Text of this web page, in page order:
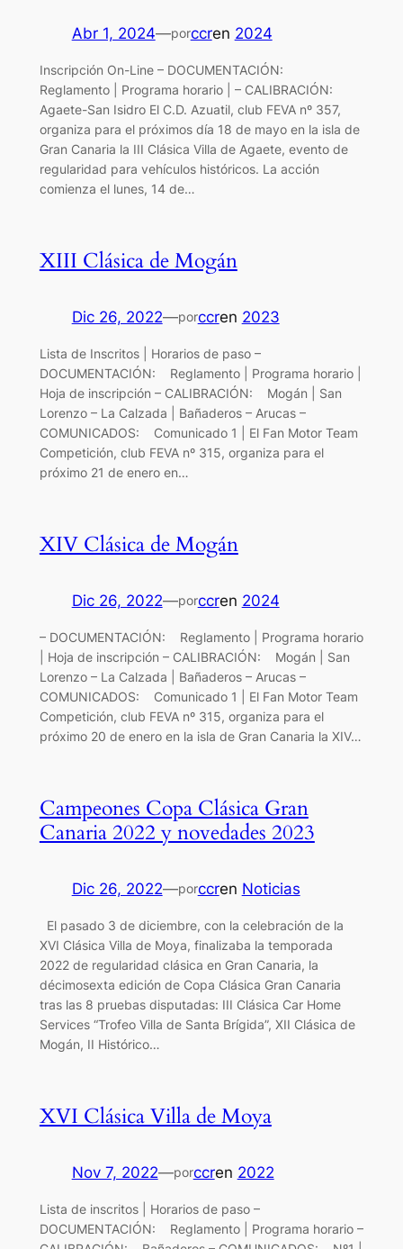
Abr 1, 2024—porccren 2024
Inscripción On-Line – DOCUMENTACIÓN:
Reglamento | Programa horario | – CALIBRACIÓN:
Agaete-San Isidro El C.D. Azuatil, club FEVA nº 357,
organiza para el próximos día 18 de mayo en la isla de
Gran Canaria la III Clásica Villa de Agaete, evento de
regularidad para vehículos históricos. La acción
comienza el lunes, 14 de…
XIII Clásica de Mogán
Dic 26, 2022—porccren 2023
Lista de Inscritos | Horarios de paso –
DOCUMENTACIÓN: Reglamento | Programa horario |
Hoja de inscripción – CALIBRACIÓN: Mogán | San
Lorenzo – La Calzada | Bañaderos – Arucas –
COMUNICADOS: Comunicado 1 | El Fan Motor Team
Competición, club FEVA nº 315, organiza para el
próximo 21 de enero en…
XIV Clásica de Mogán
Dic 26, 2022—porccren 2024
– DOCUMENTACIÓN: Reglamento | Programa horario
| Hoja de inscripción – CALIBRACIÓN: Mogán | San
Lorenzo – La Calzada | Bañaderos – Arucas –
COMUNICADOS: Comunicado 1 | El Fan Motor Team
Competición, club FEVA nº 315, organiza para el
próximo 20 de enero en la isla de Gran Canaria la XIV…
Campeones Copa Clásica Gran
Canaria 2022 y novedades 2023
Dic 26, 2022—porccren Noticias
El pasado 3 de diciembre, con la celebración de la
XVI Clásica Villa de Moya, finalizaba la temporada
2022 de regularidad clásica en Gran Canaria, la
décimosexta edición de Copa Clásica Gran Canaria
tras las 8 pruebas disputadas: III Clásica Car Home
Services “Trofeo Villa de Santa Brígida”, XII Clásica de
Mogán, II Histórico…
XVI Clásica Villa de Moya
Nov 7, 2022—porccren 2022
Lista de inscritos | Horarios de paso –
DOCUMENTACIÓN: Reglamento | Programa horario –